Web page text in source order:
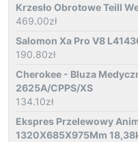
Krzesło Obrotowe Teill
469.00zł
Salomon Xa Pro V8
190.80zł
Cherokee - Bluza
2625A/CPPS/XS
134.10zł
Ekspres Przelewowy
1320X685X975Mm